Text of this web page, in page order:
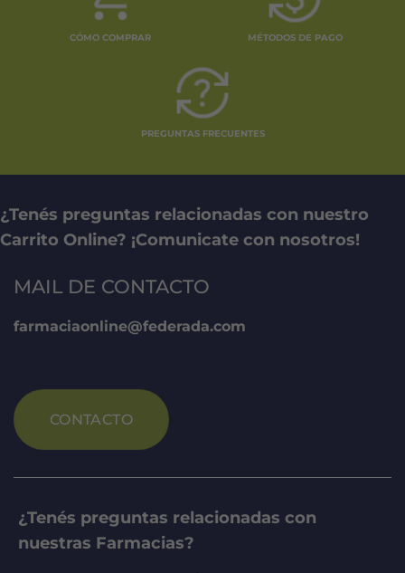
CÓMO COMPRAR MÉTODOS DE PAGO
PREGUNTAS FRECUENTES
¿Tenés preguntas relacionadas con nuestro
Carrito Online? ¡Comunicate con nosotros!
MAIL DE CONTACTO
farmaciaonline@federada.com
CONTACTO
¿Tenés preguntas relacionadas con
nuestras Farmacias?